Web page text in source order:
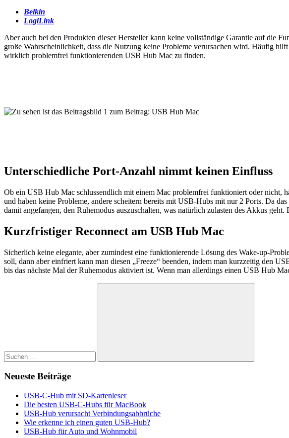
Belkin
LogiLink
Aber auch bei den Produkten dieser Hersteller kann keine vollständige Garantie auf die
große Wahrscheinlichkeit, dass die Nutzung keine Probleme verursachen wird. Häufig
wirklich problemfrei funktionierenden USB Hub Mac zu finden.
Unterschiedliche Port-Anzahl nimmt keinen Einfluss
Ob ein USB Hub Mac schlussendlich mit einem Mac problemfrei funktioniert oder nicht,
und haben keine Probleme, andere scheitern bereits mit USB-Hubs mit nur 2 Ports. Da
damit angefangen, den Ruhemodus auszuschalten, was natürlich zulasten des Akkus
Kurzfristiger Reconnect am USB Hub Mac
Sicherlich keine elegante, aber zumindest eine funktionierende Lösung des Wake-up-
soll, dann aber einfriert kann man diesen „Freeze“ beenden, indem man kurzzeitig den
bis das nächste Mal der Ruhemodus aktiviert ist. Wenn man allerdings einen USB Hub
Suchen
Neueste Beiträge
USB-C-Hub mit SD-Kartenleser
Die besten USB-C-Hubs für MacBook
USB-Hub verursacht Verbindungsabbrüche
Wie erkenne ich einen guten USB-Hub?
USB-Hub für Auto und Wohnmobil